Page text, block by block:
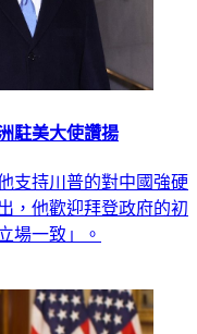
駐美大使讚揚
支持川普的對中國強硬
，他歡迎拜登政府的初
場一致」。